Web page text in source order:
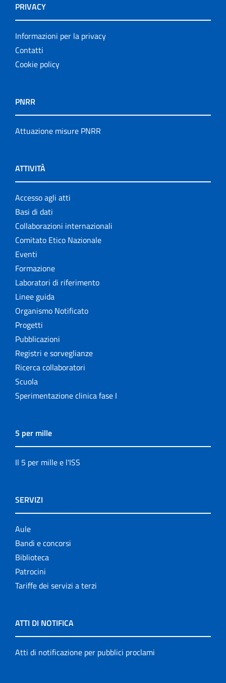
PRIVACY
Informazioni per la privacy
Contatti
Cookie policy
PNRR
Attuazione misure PNRR
ATTIVITÀ
Accesso agli atti
Basi di dati
Collaborazioni internazionali
Comitato Etico Nazionale
Eventi
Formazione
Laboratori di riferimento
Linee guida
Organismo Notificato
Progetti
Pubblicazioni
Registri e sorveglianze
Ricerca collaboratori
Scuola
Sperimentazione clinica fase I
5 per mille
Il 5 per mille e l'ISS
SERVIZI
Aule
Bandi e concorsi
Biblioteca
Patrocini
Tariffe dei servizi a terzi
ATTI DI NOTIFICA
Atti di notificazione per pubblici proclami